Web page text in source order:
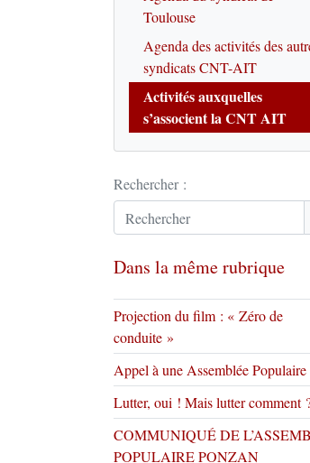
Toulouse
Agenda des activités des
syndicats CNT-AIT
Activités auxquelles
s’associent la CNT AIT
Rechercher :
Dans la même rubrique
Projection du film : « Zéro de
conduite »
Appel à une Assemblée Populaire
Lutter, oui ! Mais lutter comment
COMMUNIQUÉ DE
POPULAIRE PONZAN